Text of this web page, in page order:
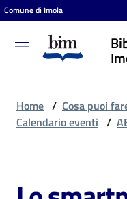
Vai al contenuto
Vai alla navigazione
Vai al footer
Comune di Imola
Biblioteca
comunale
Home / Cosa puoi
Calendario eventi /
Salta al contenuto